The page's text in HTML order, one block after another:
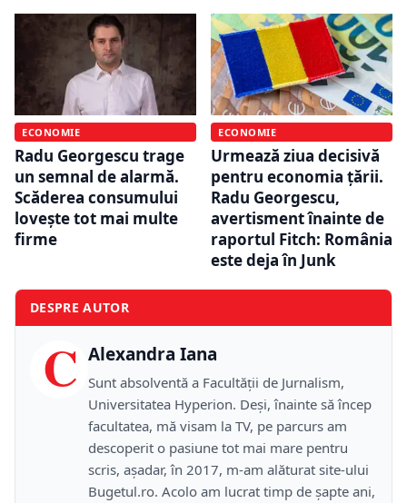
ECONOMIE
Radu Georgescu trage
un semnal de alarmă.
Scăderea consumului
lovește tot mai multe
firme
ECONOMIE
Urmează ziua decisivă
pentru economia țării.
Radu Georgescu,
avertisment înainte de
raportul Fitch: România
este deja în Junk
DESPRE AUTOR
C Alexandra Iana
Sunt absolventă a Facultății de Jurnalism,
Universitatea Hyperion. Deși, înainte să încep
facultatea, mă visam la TV, pe parcurs am
descoperit o pasiune tot mai mare pentru
scris, așadar, în 2017, m-am alăturat site-ului
Bugetul.ro. Acolo am lucrat timp de șapte ani,